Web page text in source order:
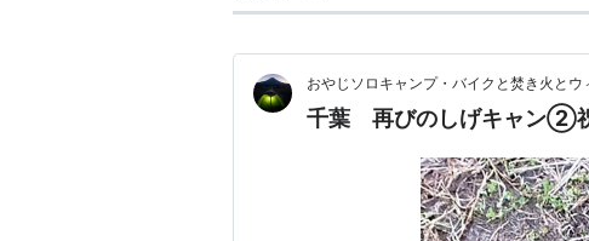
おやじソロキャンプ・バイクと焚き火とウ
千葉 再びのしげキャン②